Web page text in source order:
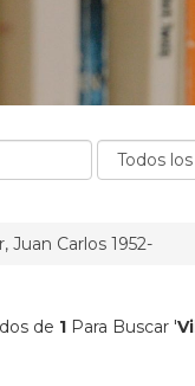
Juan Carlos 1952-
de 1 Para Buscar '